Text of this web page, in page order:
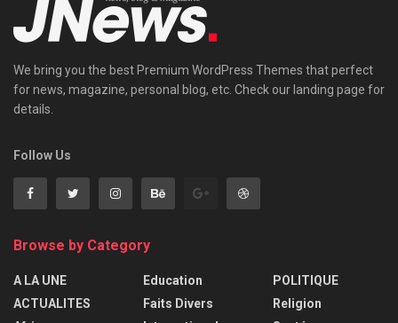
We bring you the best Premium WordPress Themes that perfect
for news, magazine, personal blog, etc. Check our landing page for
details.
Follow Us
Browse by Category
A LA UNE
ACTUALITES
Education
Faits Divers
POLITIQUE
Religion